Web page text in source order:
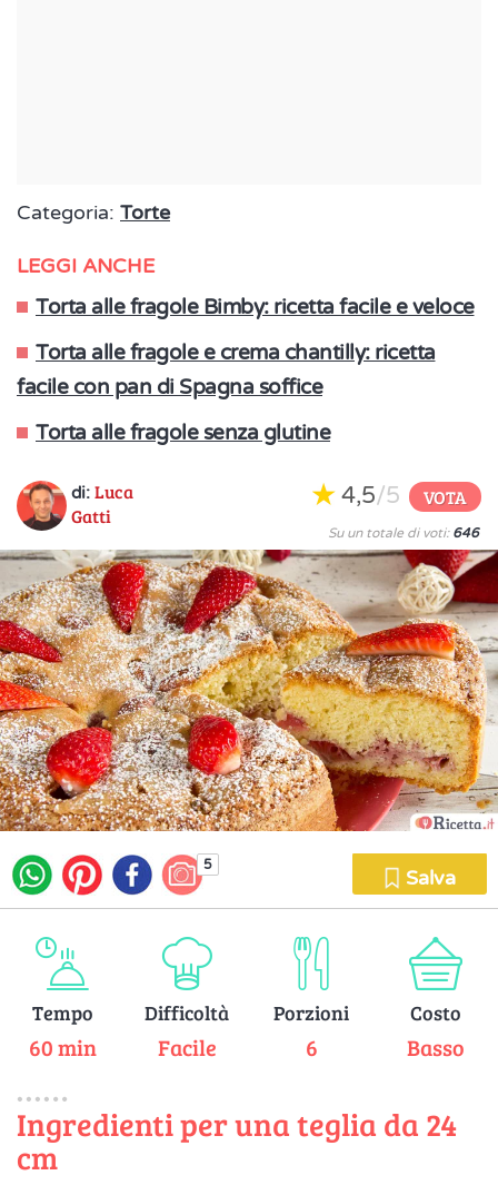
Categoria: Torte
LEGGI ANCHE
Torta alle fragole Bimby: ricetta facile e veloce
Torta alle fragole e crema chantilly: ricetta
facile con pan di Spagna soffice
Torta alle fragole senza glutine
di: Luca
Gatti
4,5/5 VOTA
Su un totale di voti: 646
5
Salva
Tempo
60 min
Difficoltà
Facile
Porzioni
6
Costo
Basso
Ingredienti per una teglia da 24
cm